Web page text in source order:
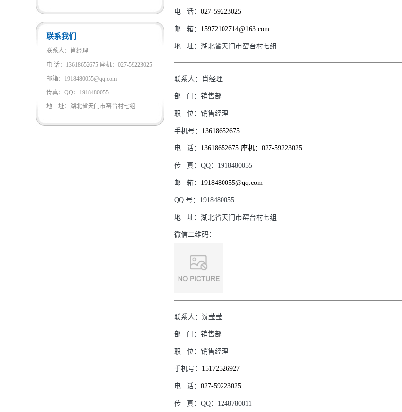
联系我们
联系人：肖经理
电 话：13618652675 座机：027-59223025
邮箱：1918480055@qq.com
传真：QQ：1918480055
地 址：湖北省天门市窑台村七组
电 话： 027-59223025
邮 箱： 15972102714@163.com
地 址： 湖北省天门市窑台村七组
联系人： 肖经理
部 门： 销售部
职 位： 销售经理
手机号： 13618652675
电 话： 13618652675 座机：027-59223025
传 真： QQ：1918480055
邮 箱： 1918480055@qq.com
QQ 号： 1918480055
地 址： 湖北省天门市窑台村七组
微信二维码：
联系人： 沈莹莹
部 门： 销售部
职 位： 销售经理
手机号： 15172526927
电 话： 027-59223025
传 真： QQ：1248780011